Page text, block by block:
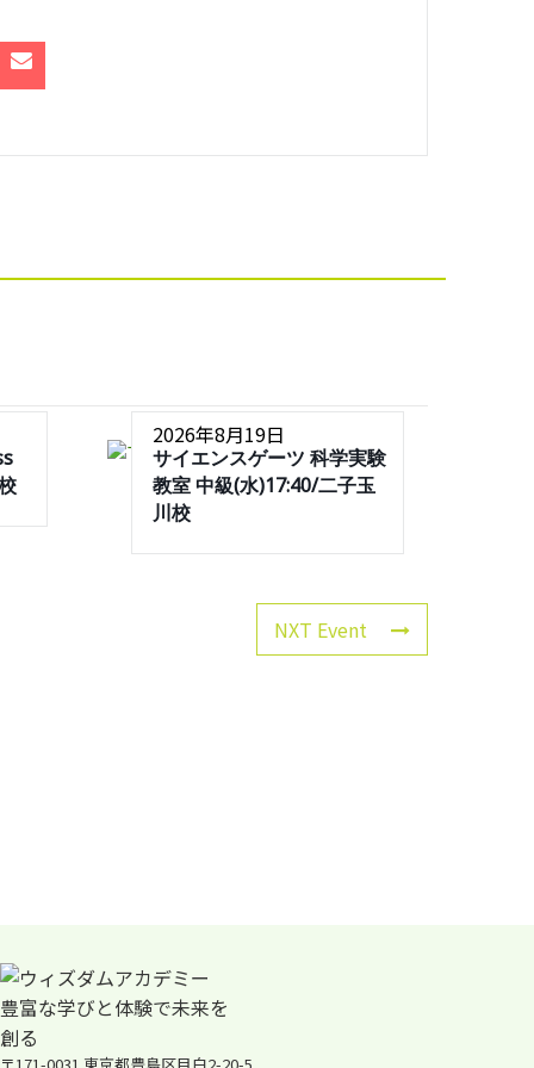
2026年8月19日
サイエンスゲーツ 科学実験
教室 中級(水)17:40/二子玉
川校
NXT Event